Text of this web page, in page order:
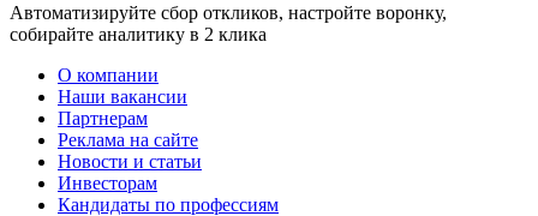
Автоматизируйте сбор откликов, настройте воронку,
собирайте аналитику в 2 клика
О компании
Наши вакансии
Партнерам
Реклама на сайте
Новости и статьи
Инвесторам
Кандидаты по профессиям